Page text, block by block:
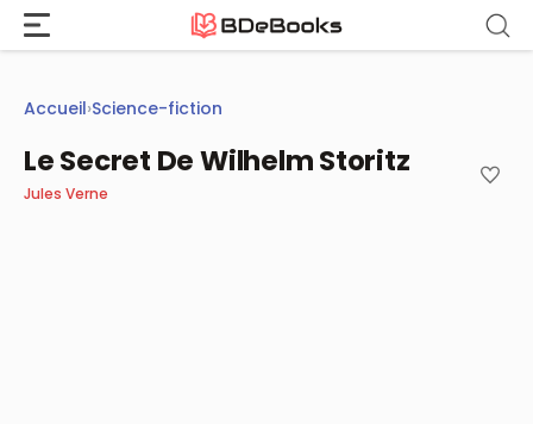
Aller
contenu
Accueil›Science-fiction
Le Secret De Wilhelm Storitz
Jules Verne